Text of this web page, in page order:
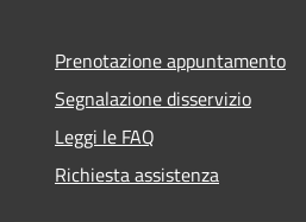
Prenotazione appuntamento
Segnalazione disservizio
Leggi le FAQ
Richiesta assistenza